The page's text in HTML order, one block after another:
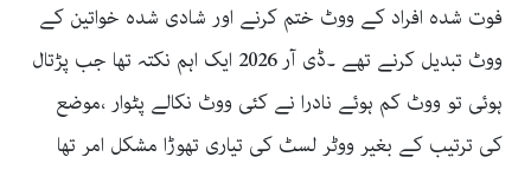
فوت شدہ افراد کے ووٹ ختم کرنے اور شادی شدہ خواتین کے
ووٹ تبدیل کرنے تھے ۔ڈی آر 2026 ایک اہم نکتہ تھا جب پڑتال
ہوئی تو ووٹ کم ہوئے نادرا نے کئی ووٹ نکالے پٹوار ،موضع
کی ترتیب کے بغیر ووٹر لسٹ کی تیاری تھوڑا مشکل امر تھا